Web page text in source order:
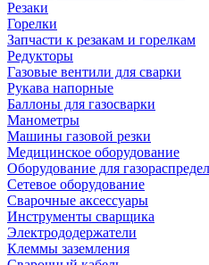
Резаки
Горелки
Запчасти к резакам и горелкам
Редукторы
Газовые вентили для сварки
Рукава напорные
Баллоны для газосварки
Манометры
Машины газовой резки
Медицинское оборудование
Оборудование для
Сетевое оборудование
Сварочные аксессуары
Инструменты сварщика
Электрододержатели
Клеммы заземления